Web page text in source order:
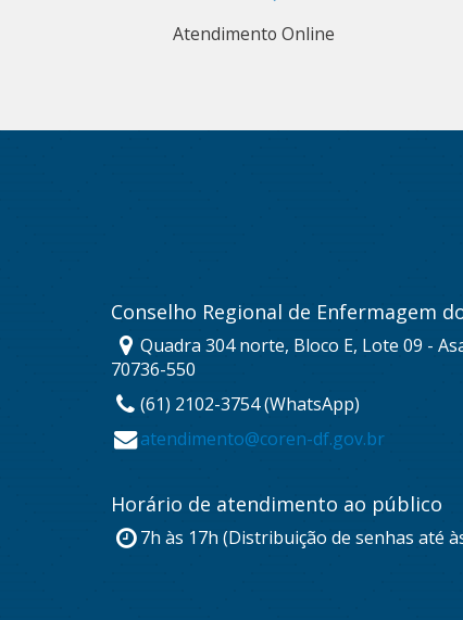
Atendimento Online
Conselho Regional de Enfermagem
Quadra 304 norte, Bloco E, Lote 09 -
70736-550
(61) 2102-3754 (WhatsApp)
atendimento@coren-df.gov.br
Horário de atendimento ao público
7h às 17h (Distribuição de senhas até